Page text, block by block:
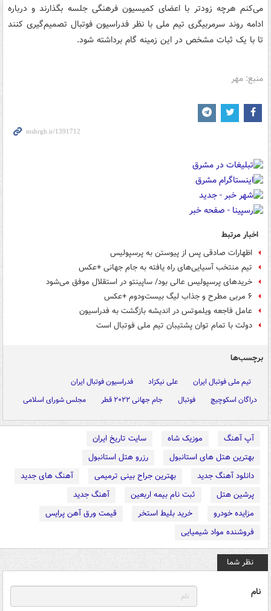
می‌کنم هرچه زودتر با اعضای کمیسیون فرهنگی جلسه بگذارند و درباره
ادامه روند سرمربیگری تیم ملی با نظر فدراسیون فوتبال تصمیم‌گیری کنند
تا با یک ثبات مشخص در این زمینه گام برداشته شود.
منبع: مهر
اخبار مرتبط
اظهارات صادقی پس از پیوستن به پرسپولیس
تیم منتخب آسیایی‌های راه یافته به جام جهانی +عکس
خریدهای پرسپولیس عالی بود/ ساپینتو در استقلال موفق می‌شود
۶ مربی مطرح و جذاب لیگ بیست‌ودوم +عکس
عامل فاجعه ویلموتس در اندیشه بازگشت به فدراسیون
دولت با تمام توان پشتیبان تیم ملی فوتبال است
برچسب‌ها
تیم ملی فوتبال ایران علی نیکزاد
فدراسیون فوتبال ایران
دراگان اسکوچیچ
فوتبال جام جهانی ۲۰۲۲ قطر مجلس شورای اسلامی
آپ آهنگ موزیک شاه
سایت تاریخ ایران
بهترین هتل های استانبول
رزرو هتل استانبول
دانلود آهنگ جدید
بهترین جراح بینی ترمیمی
آهنگ های جدید
پرشین هتل
ثبت نام بیمه اربعین
آهنگ جدید
مزایده خودرو
خرید بلیط استخر
قیمت ورق آهن پرایس
فروشنده مواد شیمیایی
نظر شما
نام